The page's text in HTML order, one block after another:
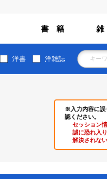
書 籍
洋書 洋雑誌
※入力内容に誤
認ください。
セッション
誠に恐れ入
解決されな